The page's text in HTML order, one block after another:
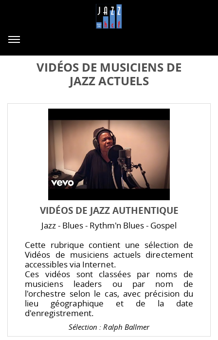
VIDÉOS DE MUSICIENS DE
JAZZ ACTUELS
VIDÉOS DE JAZZ AUTHENTIQUE
Jazz - Blues - Rythm'n Blues - Gospel
Cette rubrique contient une sélection de
Vidéos de musiciens actuels directement
accessibles via Internet.
Ces vidéos sont classées par noms de
musiciens leaders ou par nom de
l'orchestre selon le cas, avec précision du
lieu géographique et de la date
d'enregistrement.
Sélection : Ralph Ballmer